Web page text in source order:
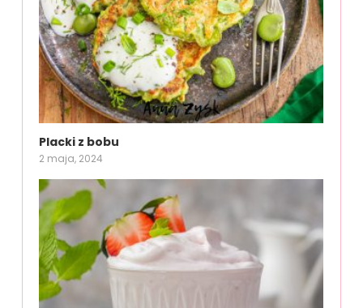
Placki z bobu
2 maja, 2024